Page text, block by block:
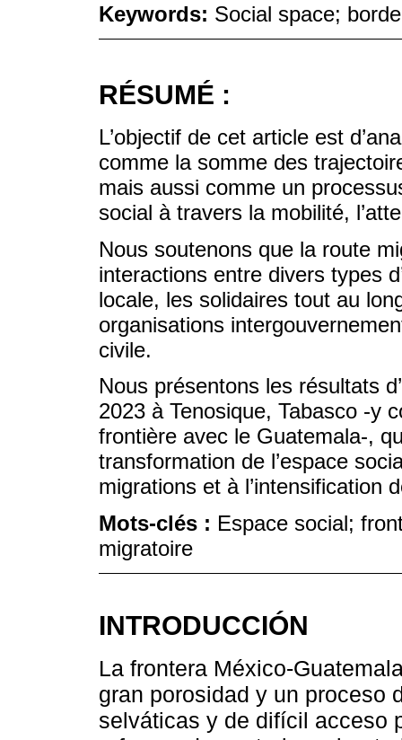
Keywords: Social space;
RÉSUMÉ :
L’objectif de cet article est
comme la somme des
mais aussi comme un
social à travers la mobilité,
Nous soutenons que la route
interactions entre divers types
locale, les solidaires tout au
organisations
civile.
Nous présentons les résultats
2023 à Tenosique, Tabasco -y
frontière avec le Guatemala-,
transformation de l’espace
migrations et à l’intensification
Mots-clés : Espace social;
migratoire
INTRODUCCIÓN
La frontera México-
gran porosidad y un proceso
selváticas y de difícil acceso